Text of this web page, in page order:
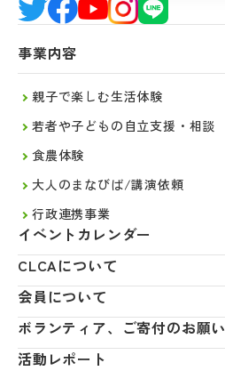
事業内容
親子で楽しむ生活体験
若者や子どもの自立支援・相談
食農体験
大人のまなびば/講演依頼
行政連携事業
イベントカレンダー
CLCAについて
会員について
ボランティア、ご寄付のお願い
活動レポート